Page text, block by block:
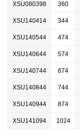
XSU080398 360
XSU140414 344
XSU140544 474
XSU140644 574
XSU140744 674
XSU140844 744
XSU140944 874
XSU141094 1024